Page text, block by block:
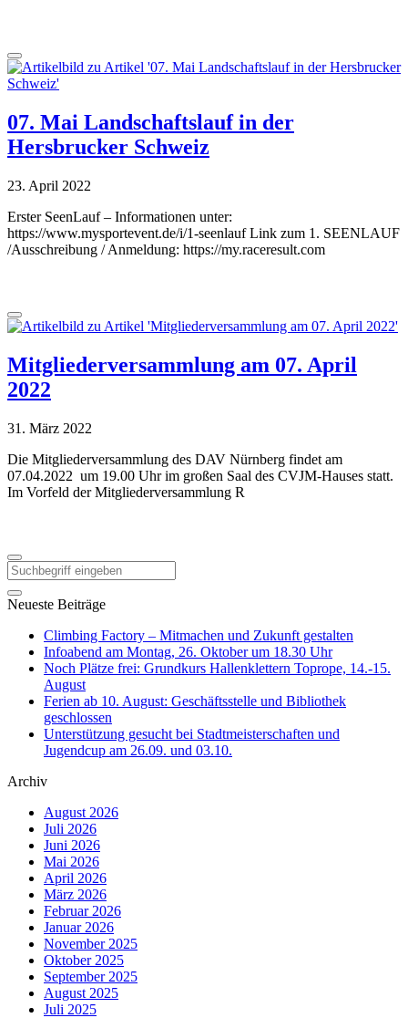
07. Mai Landschaftslauf in der
Hersbrucker Schweiz
23. April 2022
Erster SeenLauf – Informationen unter:
https://www.mysportevent.de/i/1-seenlauf Link zum 1. SEENLAUF
/Ausschreibung / Anmeldung: https://my.raceresult.com
Mitgliederversammlung am 07. April
2022
31. März 2022
Die Mitgliederversammlung des DAV Nürnberg findet am
07.04.2022 um 19.00 Uhr im großen Saal des CVJM-Hauses statt.
Im Vorfeld der Mitgliederversammlung R
Neueste Beiträge
Climbing Factory – Mitmachen und Zukunft gestalten
Infoabend am Montag, 26. Oktober um 18.30 Uhr
Noch Plätze frei: Grundkurs Hallenklettern Toprope, 14.-15.
August
Ferien ab 10. August: Geschäftsstelle und Bibliothek
geschlossen
Unterstützung gesucht bei Stadtmeisterschaften und
Jugendcup am 26.09. und 03.10.
Archiv
August 2026
Juli 2026
Juni 2026
Mai 2026
April 2026
März 2026
Februar 2026
Januar 2026
November 2025
Oktober 2025
September 2025
August 2025
Juli 2025